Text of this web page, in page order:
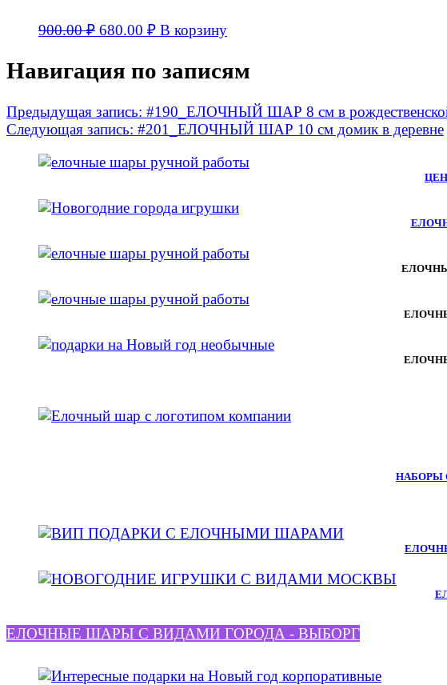
900.00₽ 680.00 ₽ В корзину
Навигация по записям
Предыдущая запись: #190_ЕЛОЧНЫЙ ШАР 8 см в
Следующая запись: #201_ЕЛОЧНЫЙ ШАР 10 см домик в деревне
НАБОРЫ
ЕЛОЧНЫЕ ШАРЫ С ВИДАМИ ГОРОДА - ВЫБОРГ